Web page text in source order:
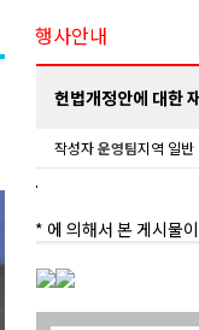
행사안내
헌법개정안에 대한
작성자운영팀지역 일반
.
* 에 의해서 본 게시물